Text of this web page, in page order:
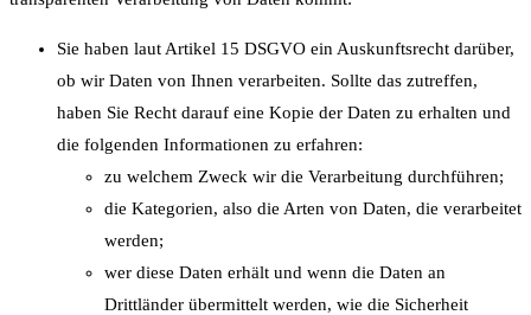
Sie haben laut Artikel 15 DSGVO ein Auskunftsrecht darüber,
ob wir Daten von Ihnen verarbeiten. Sollte das zutreffen,
haben Sie Recht darauf eine Kopie der Daten zu erhalten und
die folgenden Informationen zu erfahren:
zu welchem Zweck wir die Verarbeitung durchführen;
die Kategorien, also die Arten von Daten, die verarbeitet
werden;
wer diese Daten erhält und wenn die Daten an
Drittländer übermittelt werden, wie die Sicherheit